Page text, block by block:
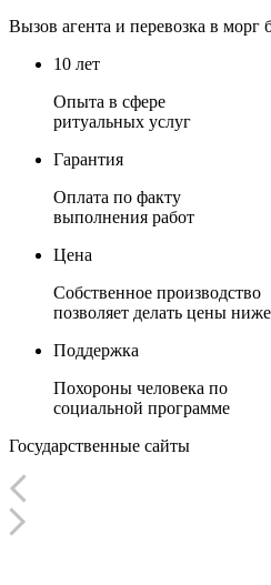
Вызов агента и перевозка в морг
10 лет
Опыта в сфере
ритуальных услуг
Гарантия
Оплата по факту
выполнения работ
Цена
Собственное производство
позволяет делать цены ниже
Поддержка
Похороны человека по
социальной программе
Государственные сайты